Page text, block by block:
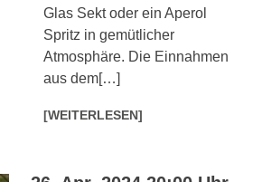
Glas Sekt oder ein Aperol
Spritz in gemütlicher
Atmosphäre. Die Einnahmen
aus dem[…]
[WEITERLESEN]